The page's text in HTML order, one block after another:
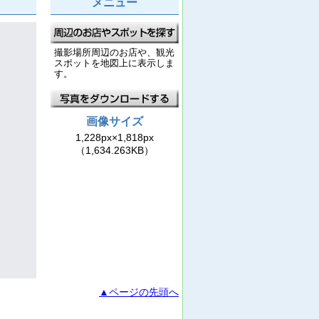
メニュー
撮影場所周辺のお店や、観光
スポットを地図上に表示しま
す。
画像サイズ
1,228px×1,818px
（1,634.263KB）
▲ページの先頭へ